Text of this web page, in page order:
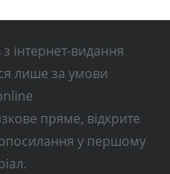
інтернет-видання
лише за умови
пряме, відкрите
у першому